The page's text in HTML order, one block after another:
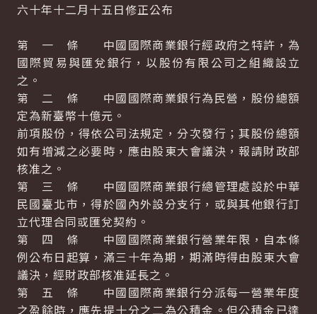
六十年十二月十五日修正公布
第 一 條 中國國際商業銀行經政府之特許，為
國際貿易與匯兌銀行，以股份有限公司之組織設立
之。
第 二 條 中國國際商業銀行為民營，股份總額
定為新臺幣十億元。
前項股份，得依公司法規定，分次發行；其股份總額
如有增減之必要時，應由股東大會議決，報請財政部
核准之。
第 三 條 中國國際商業銀行總管理處設於中華
民國臺北市，得於國內外設分支行，或與其他銀行訂
立代理合同或匯兌契約。
第 四 條 中國國際商業銀行營業年限，自本條
例公布日起算，滿三十年為期，期滿時得由股東大會
議決，經財政部核准延長之。
第 五 條 中國國際商業銀行分派每一營業年度
之盈餘時，應先提十分之二為公積金。但公積金已達